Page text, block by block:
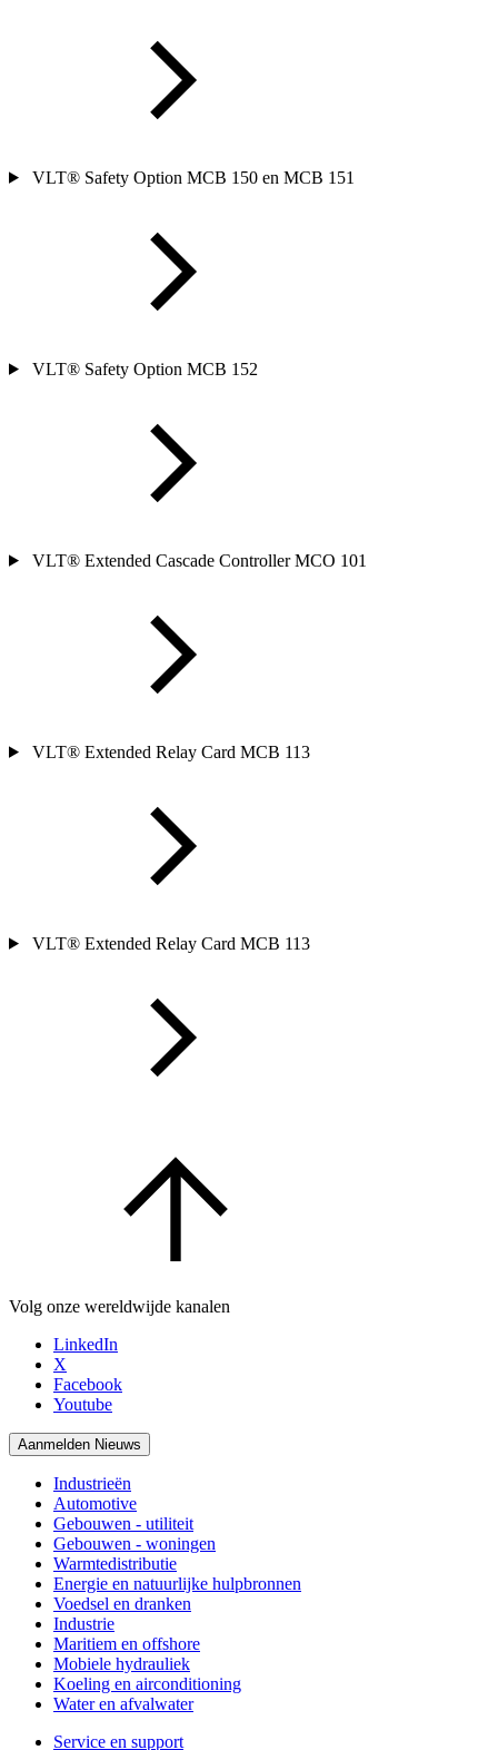
VLT® Safety Option MCB 150 en MCB 151
VLT® Safety Option MCB 152
VLT® Extended Cascade Controller MCO 101
VLT® Extended Relay Card MCB 113
VLT® Extended Relay Card MCB 113
Volg onze wereldwijde kanalen
LinkedIn
X
Facebook
Youtube
Aanmelden Nieuws
Industrieën
Automotive
Gebouwen - utiliteit
Gebouwen - woningen
Warmtedistributie
Energie en natuurlijke hulpbronnen
Voedsel en dranken
Industrie
Maritiem en offshore
Mobiele hydrauliek
Koeling en airconditioning
Water en afvalwater
Service en support